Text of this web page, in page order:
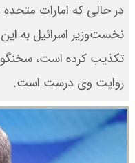
در حالی که امارات متحده
نخست‌وزیر اسرائیل به
تکذیب کرده است،
روایت وی درست است.